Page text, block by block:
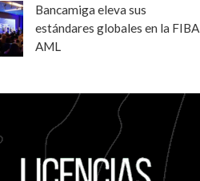
Bancamiga eleva sus
estándares globales en la FIBA
AML